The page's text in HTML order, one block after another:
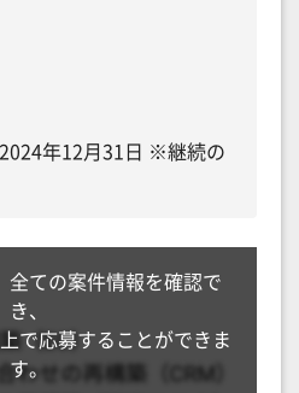
年12月31日 ※継続の
全ての案件情報を確認で
き、
で応募することができま
す。